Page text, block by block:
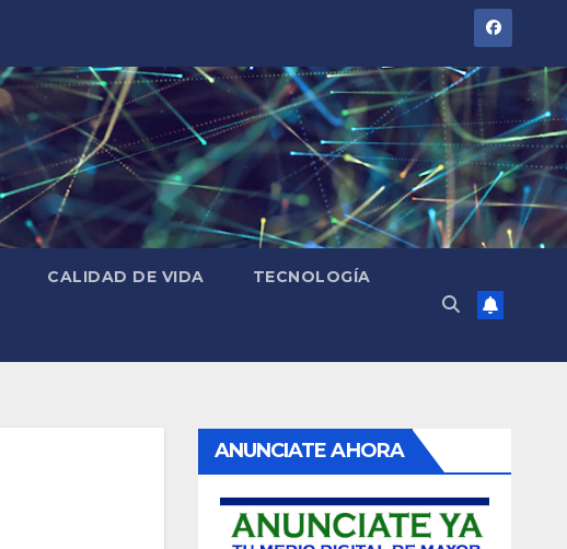
CALIDAD DE VIDA TECNOLOGÍA
ANUNCIATE AHORA